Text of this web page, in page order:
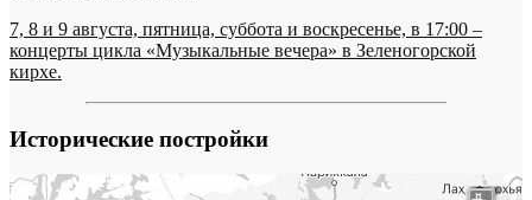
7, 8 и 9 августа, пятница, суббота и воскресенье, в 17:00 –
концерты цикла «Музыкальные вечера» в Зеленогорской
кирхе.
Исторические постройки